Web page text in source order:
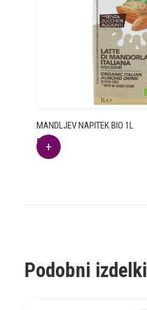
MANDLJEV NAPITEK BIO 1L
5.22
€
Podobni izdelki